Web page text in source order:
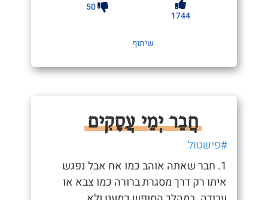
1744
50
שיתוף
חֲבֵר יְמֵי עֲסָקִים
#פישטול
1. חבר שאתה אוהב כמו אח אבל נפגש
איתו רק דרך מסגרת ברורה כמו צבא או